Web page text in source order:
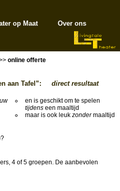
op Maat Over ons
online offerte
aan Tafel”: direct resultaat
uw
en is geschikt om te spelen
tijdens een maaltijd
maar is ook leuk zondermaaltijd
4 of 5 groepen. De aanbevolen